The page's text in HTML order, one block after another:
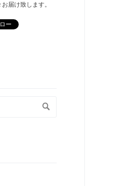
届け致します。
ー